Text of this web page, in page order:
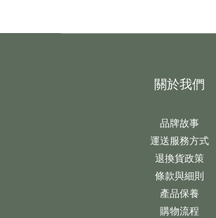
關於我們
品牌故事
運送服務方式
退換貨政策
條款與細則
產品保養
購物流程